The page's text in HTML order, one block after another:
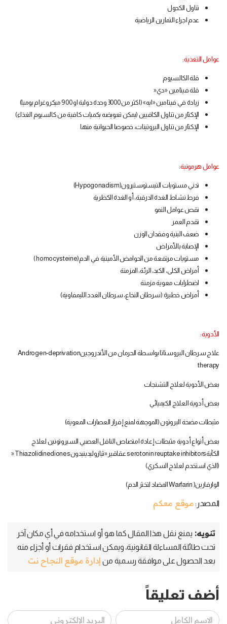
تناول الكحول
عدم اجراء التمارين الرياضية
عوامل التغذية:
قلة الكالسيوم
قلة فيتامين «دي»
زيادة في فيتامين «ايه» (اكثر من 3000 وحدة دولية او 900 ميكروغرام يوميا
(
الإكثار من تناول الكافيين (يمكن تعويضه بكميات كافية من كالسيوم الغذاء(
الإكثار من تناول البروتينات، خصوصا الحيوانية منها
عوامل هرمونية:
تدني مستويات التيستوستيرون(Hypogonadism)
فرط نشاط الغدة الدرقية، أو الغدة الكظرية
نقص عوامل النمو
تقدم العمر
ضعف البنية وفقدان الوزن
الإصابة بالأمراض
مستويات مرتفعة من الحوامض الأمينية في الدم ( homocysteine)
أمراض الكلى، الكبد، الرئة، المزمنة
اضطرابات معوية مزمنة
أمراض خطيرة (سرطان النخاع، سرطان الغدد الليمفاوية(
الأدوية:
علاج سرطان البروستاتا بواسطة الحرمان من الأندروجينAndrogen-deprivation
therapy
بعض الأدوية لعلاج التشنجات
بعض أدوية العلاج الكيميائي
مثبطات مضخة البروتون (الموجهة لمنع إفراز العصارات المعوية(
بعض أنواع أدوية مثبطات إعادة امتصاص الناقل العصبي السيروتونين لعلاج
الكآبةserotonin reuptake inhibitorsعقاقير «ثيازوليدينيدون» Thiazolidinediones
)الذي استخدم لعلاج السكري(
الوارفارينWarfarin )المضاد لتخثر الدم(
المصدر:موقع معكم
تنويه: يمنع نقل هذا المقال كما هو أو استخدامه في أي مكان آخر
تحت طائلة المساءلة القانونية، ويمكن استخدام فقرات أو أجزاء منه
بعد الحصول على موافقة رسمية من إدارة موقع النجاح نت
أضف تعليقاً